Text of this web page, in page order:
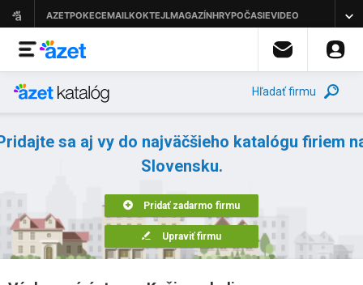
Hľadať firmu
sa aj vy do najväčšieho katalógu firiem
Slovensku.
Pridať zadarmo firmu
Upraviť firmu